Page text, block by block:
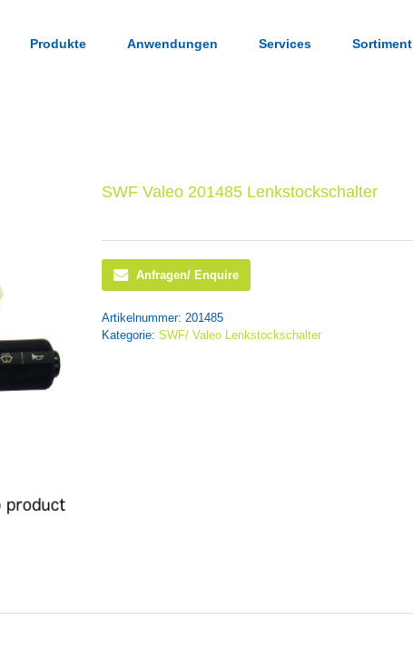
Produkte Anwendungen Services Sortiment
SWF Valeo 201485 Lenkstockschalter
Anfragen/ Enquire
Artikelnummer: 201485
Kategorie: SWF/ Valeo Lenkstockschalter